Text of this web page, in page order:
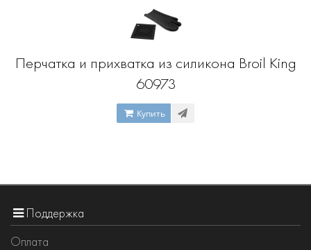
Перчатка и прихватка из силикона Broil King
60973
Купить
Поддержка
Оплата